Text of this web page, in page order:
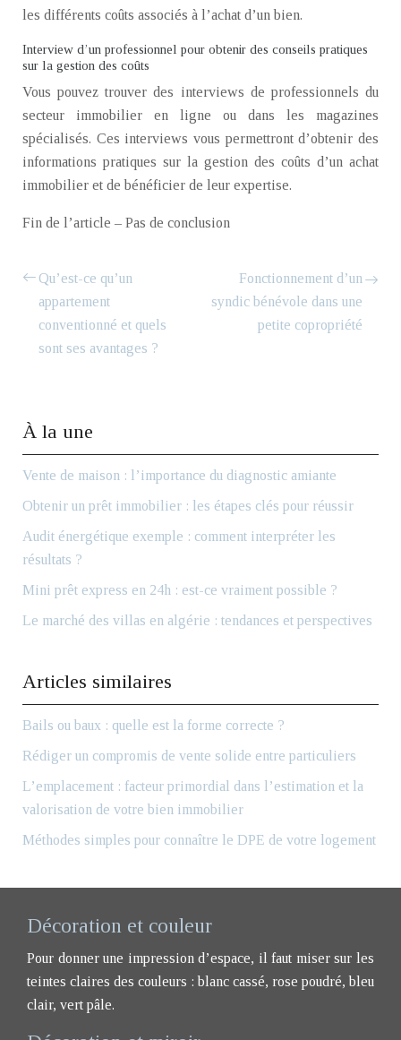
les différents coûts associés à l’achat d’un bien.
Interview d’un professionnel pour obtenir des conseils pratiques
sur la gestion des coûts
Vous pouvez trouver des interviews de professionnels du
secteur immobilier en ligne ou dans les magazines
spécialisés. Ces interviews vous permettront d’obtenir des
informations pratiques sur la gestion des coûts d’un achat
immobilier et de bénéficier de leur expertise.
Fin de l’article – Pas de conclusion
Qu’est-ce qu’un
appartement
conventionné et quels
sont ses avantages ?
Fonctionnement d’un
syndic bénévole dans une
petite copropriété
À la une
Vente de maison : l’importance du diagnostic amiante
Obtenir un prêt immobilier : les étapes clés pour réussir
Audit énergétique exemple : comment interpréter les
résultats ?
Mini prêt express en 24h : est-ce vraiment possible ?
Le marché des villas en algérie : tendances et perspectives
Articles similaires
Bails ou baux : quelle est la forme correcte ?
Rédiger un compromis de vente solide entre particuliers
L’emplacement : facteur primordial dans l’estimation et la
valorisation de votre bien immobilier
Méthodes simples pour connaître le DPE de votre logement
Décoration et couleur
Pour donner une impression d’espace, il faut miser sur les
teintes claires des couleurs : blanc cassé, rose poudré, bleu
clair, vert pâle.